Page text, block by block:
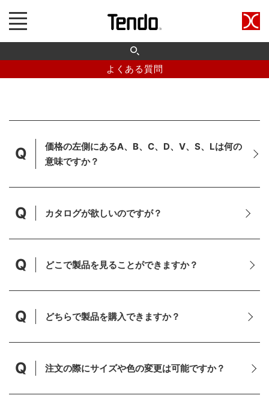
よくある質問
Q
価格の左側にあるA、B、C、D、V、S、Lは何の
意味ですか？
Q カタログが欲しいのですが？
Q どこで製品を見ることができますか？
Q どちらで製品を購入できますか？
Q 注文の際にサイズや色の変更は可能ですか？